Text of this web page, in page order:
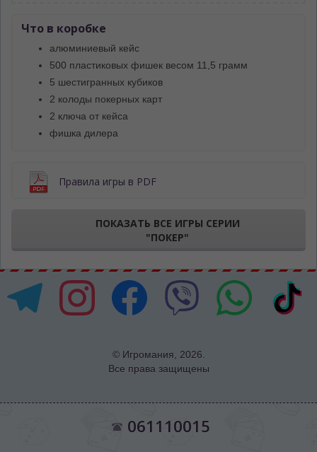
Что в коробке
алюминиевый кейс
500 пластиковых фишек весом 11,5 грамм
5 шестигранных кубиков
2 колоды покерных карт
2 ключа от кейса
фишка дилера
Правила игры в PDF
ПОКАЗАТЬ ВСЕ ИГРЫ СЕРИИ
"ПОКЕР"
© Игромания, 2026.
Все права защищены
061110015